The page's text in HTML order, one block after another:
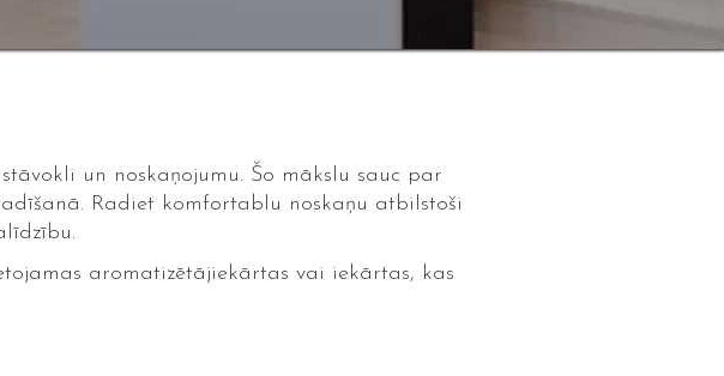
un noskaņojumu. Šo mākslu sauc par
Radiet komfortablu noskaņu atbilstoši
aromatizētājiekārtas vai iekārtas, kas